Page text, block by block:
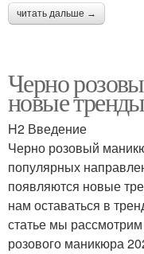
читать дальше →
Черно
новые
H2 Введение
Черно розовый
популярных
появляются новые
нам оставаться в
статье мы
розового маникюра